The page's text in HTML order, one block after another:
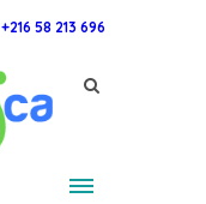
+216 58 213 696